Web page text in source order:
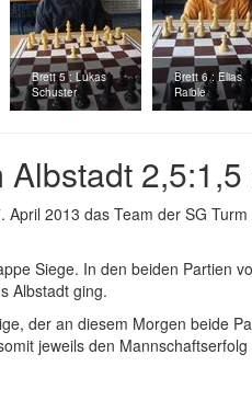
Brett 5 : Lukas
Schuster
Brett 6 : Elias
Raible
2013 das Team der SG
Siege. In den beiden Partien
Albstadt ging.
der an diesem Morgen beide
jeweils den